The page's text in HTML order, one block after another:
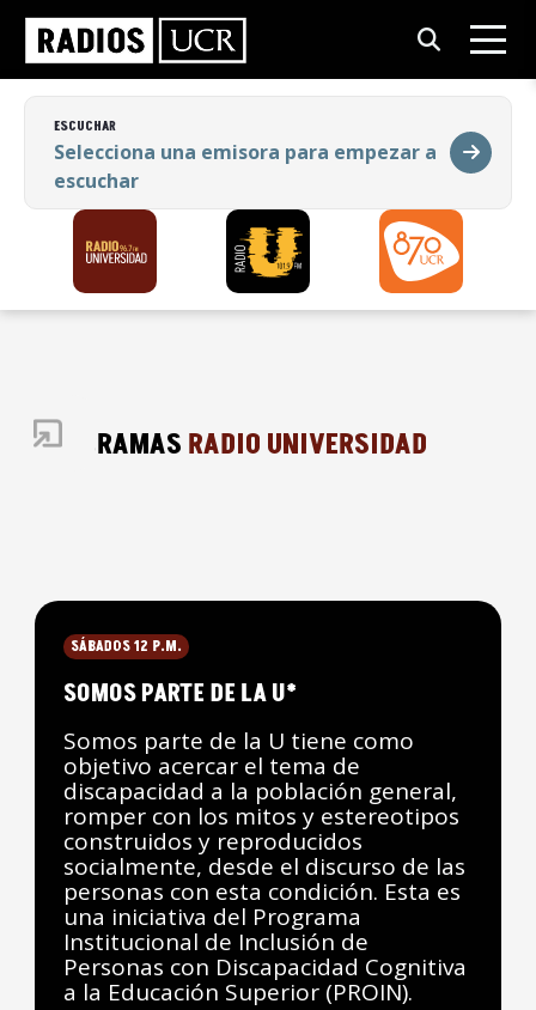
ESCUCHAR
Selecciona una emisora para empezar a
escuchar
ESCUCHAR
Selecciona una emisora para empezar a
escuchar
PROGRAMAS RADIO UNIVERSIDAD
SÁBADOS 12 P.M.
SOMOS PARTE DE LA U*
Somos parte de la U tiene como
objetivo acercar el tema de
discapacidad a la población general,
romper con los mitos y estereotipos
construidos y reproducidos
socialmente, desde el discurso de las
personas con esta condición. Esta es
una iniciativa del Programa
Institucional de Inclusión de
Personas con Discapacidad Cognitiva
a la Educación Superior (PROIN).